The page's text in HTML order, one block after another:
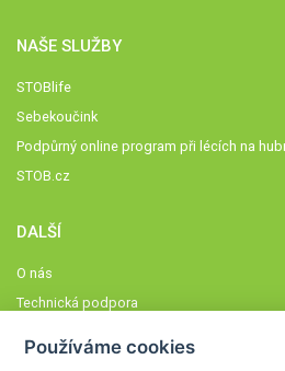
NAŠE SLUŽBY
STOBlife
Sebekoučink
Podpůrný online program při lécích na
STOB.cz
DALŠÍ
O nás
Technická podpora
Používáme cookies